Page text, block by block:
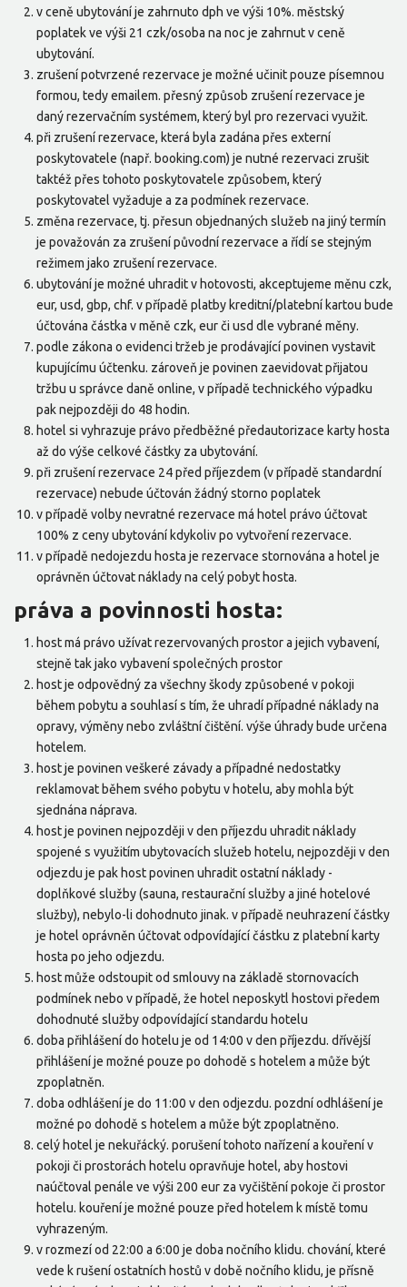
v ceně ubytování je zahrnuto dph ve výši 10%. městský
poplatek ve výši 21 czk/osoba na noc je zahrnut v ceně
ubytování.
zrušení potvrzené rezervace je možné učinit pouze písemnou
formou, tedy emailem. přesný způsob zrušení rezervace je
daný rezervačním systémem, který byl pro rezervaci využit.
při zrušení rezervace, která byla zadána přes externí
poskytovatele (např. booking.com) je nutné rezervaci zrušit
taktéž přes tohoto poskytovatele způsobem, který
poskytovatel vyžaduje a za podmínek rezervace.
změna rezervace, tj. přesun objednaných služeb na jiný termín
je považován za zrušení původní rezervace a řídí se stejným
režimem jako zrušení rezervace.
ubytování je možné uhradit v hotovosti, akceptujeme měnu czk,
eur, usd, gbp, chf. v případě platby kreditní/platební kartou bude
účtována částka v měně czk, eur či usd dle vybrané měny.
podle zákona o evidenci tržeb je prodávající povinen vystavit
kupujícímu účtenku. zároveň je povinen zaevidovat přijatou
tržbu u správce daně online, v případě technického výpadku
pak nejpozději do 48 hodin.
hotel si vyhrazuje právo předběžné předautorizace karty hosta
až do výše celkové částky za ubytování.
při zrušení rezervace 24 před příjezdem (v případě standardní
rezervace) nebude účtován žádný storno poplatek
v případě volby nevratné rezervace má hotel právo účtovat
100% z ceny ubytování kdykoliv po vytvoření rezervace.
v případě nedojezdu hosta je rezervace stornována a hotel je
oprávněn účtovat náklady na celý pobyt hosta.
práva a povinnosti hosta:
host má právo užívat rezervovaných prostor a jejich vybavení,
stejně tak jako vybavení společných prostor
host je odpovědný za všechny škody způsobené v pokoji
během pobytu a souhlasí s tím, že uhradí případné náklady na
opravy, výměny nebo zvláštní čištění. výše úhrady bude určena
hotelem.
host je povinen veškeré závady a případné nedostatky
reklamovat během svého pobytu v hotelu, aby mohla být
sjednána náprava.
host je povinen nejpozději v den příjezdu uhradit náklady
spojené s využitím ubytovacích služeb hotelu, nejpozději v den
odjezdu je pak host povinen uhradit ostatní náklady -
doplňkové služby (sauna, restaurační služby a jiné hotelové
služby), nebylo-li dohodnuto jinak. v případě neuhrazení částky
je hotel oprávněn účtovat odpovídající částku z platební karty
hosta po jeho odjezdu.
host může odstoupit od smlouvy na základě stornovacích
podmínek nebo v případě, že hotel neposkytl hostovi předem
dohodnuté služby odpovídající standardu hotelu
doba přihlášení do hotelu je od 14:00 v den příjezdu. dřívější
přihlášení je možné pouze po dohodě s hotelem a může být
zpoplatněn.
doba odhlášení je do 11:00 v den odjezdu. pozdní odhlášení je
možné po dohodě s hotelem a může být zpoplatněno.
celý hotel je nekuřácký. porušení tohoto nařízení a kouření v
pokoji či prostorách hotelu opravňuje hotel, aby hostovi
naúčtoval penále ve výši 200 eur za vyčištění pokoje či prostor
hotelu. kouření je možné pouze před hotelem k místě tomu
vyhrazeným.
v rozmezí od 22:00 a 6:00 je doba nočního klidu. chování, které
vede k rušení ostatních hostů v době nočního klidu, je přísně